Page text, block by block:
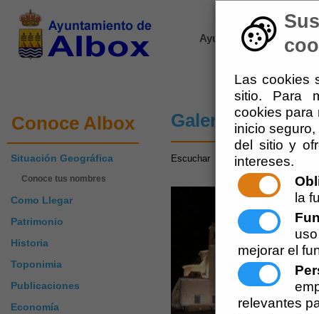
Las cookies
sitio. Para
cookies para
inicio
del sitio y
intereses.
la
mejorar el
relevantes
Ayuntamiento de Albox
Conoce Albox
Situación Geográfica
Conoce tus nombres
Como Llegar
Patrimonio
Historia
Toponimia
Publicaciones
Economía
Galería de
Escuchar